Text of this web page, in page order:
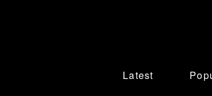
Latest